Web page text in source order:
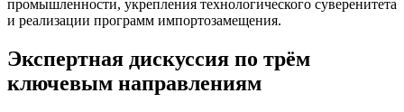
промышленности, укрепления технологического суверенитета
и реализации программ импортозамещения.
Экспертная дискуссия по трём
ключевым направлениям